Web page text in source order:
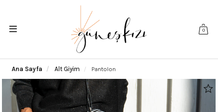
0
Ana Sayfa Alt Giyim Pantolon